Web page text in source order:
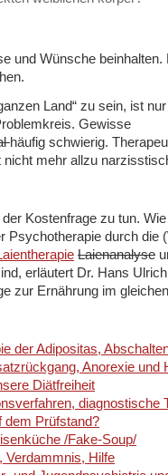
und Wünsche beinhalten.
Land“ zu sein, ist
Gewisse
häufig schwierig.
mehr allzu
Kostenfrage zu tun. Wie
Psychotherapie durch die
Laienanalyse
erläutert Dr. Hans
zur Ernährung im
der Adipositas,
Anorexie und
Diätfreiheit
diagnostische
dem Prüfstand?
/Fake-Soup/
Verdammnis, Hilfe